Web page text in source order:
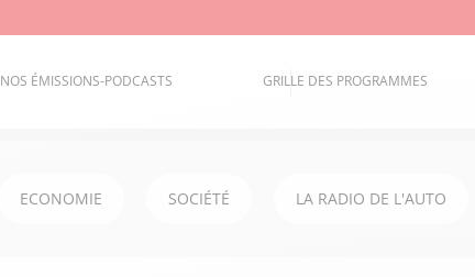
NOS ÉMISSIONS-PODCASTS GRILLE DES PROGRAMMES
ECONOMIE SOCIÉTÉ LA RADIO DE L'AUTO